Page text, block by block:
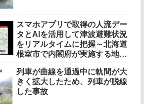
スマホアプリで取得の人流デー
タとAIを活用して津波避難状況
をリアルタイムに把握～北海道
根室市で内閣府が実施する地
初の実証実験に活用～
列車が曲線を通過中に軌間が大
きく拡大したため、列車が脱線
した事故